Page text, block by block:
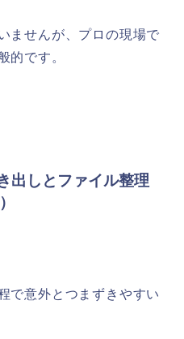
ませんが、プロの現場で
的です。
出しとファイル整理
で意外とつまずきやすい